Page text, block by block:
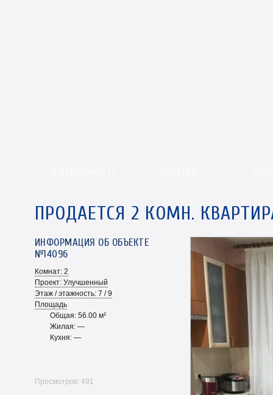
ПРОДАЕТСЯ 2 КОМН.
ИНФОРМАЦИЯ ОБ ОБЪЕКТЕ
№14096
Комнат: 2
Проект: Улучшенный
Этаж / этажность: 7 / 9
Площадь
Общая: 56.00 м²
Жилая: —
Кухня: —
Просмотров: 491